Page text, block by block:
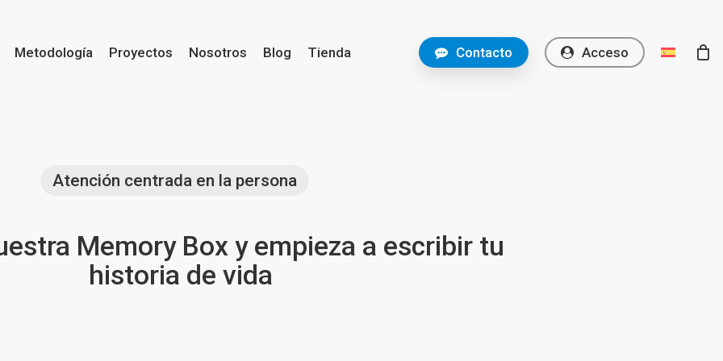
Metodología Proyectos Nosotros Blog Tienda Contacto Acceso
Atención centrada en la persona
Memory Box y empieza a escribir tu
historia de vida